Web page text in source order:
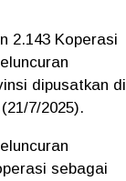
2.143 Koperasi
dipusatkan di
7/2025).
sebagai